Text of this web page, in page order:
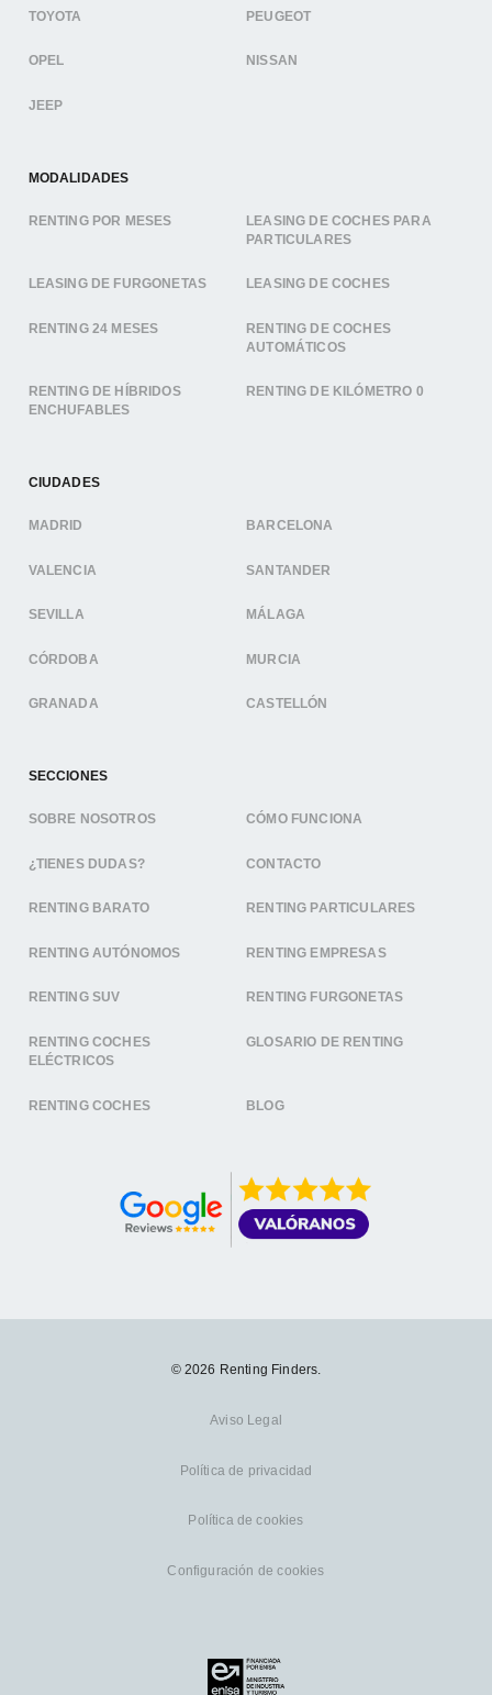
TOYOTA PEUGEOT
OPEL NISSAN
JEEP
MODALIDADES
RENTING POR MESES
LEASING DE COCHES PARA
PARTICULARES
LEASING DE FURGONETAS LEASING DE COCHES
RENTING 24 MESES
RENTING DE COCHES
AUTOMÁTICOS
RENTING DE HÍBRIDOS
ENCHUFABLES
RENTING DE KILÓMETRO 0
CIUDADES
MADRID BARCELONA
VALENCIA SANTANDER
SEVILLA MÁLAGA
CÓRDOBA MURCIA
GRANADA CASTELLÓN
SECCIONES
SOBRE NOSOTROS CÓMO FUNCIONA
¿TIENES DUDAS? CONTACTO
RENTING BARATO RENTING PARTICULARES
RENTING AUTÓNOMOS RENTING EMPRESAS
RENTING SUV RENTING FURGONETAS
RENTING COCHES
ELÉCTRICOS
GLOSARIO DE RENTING
RENTING COCHES BLOG
© 2026 Renting Finders.
Aviso Legal
Política de privacidad
Política de cookies
Configuración de cookies